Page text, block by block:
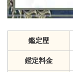
鑑定歴
鑑定料金